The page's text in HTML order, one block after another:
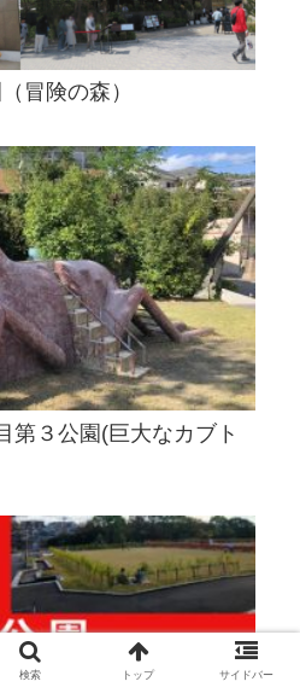
冒険の森）
３公園(巨大なカブト
検索 トップ サイドバー